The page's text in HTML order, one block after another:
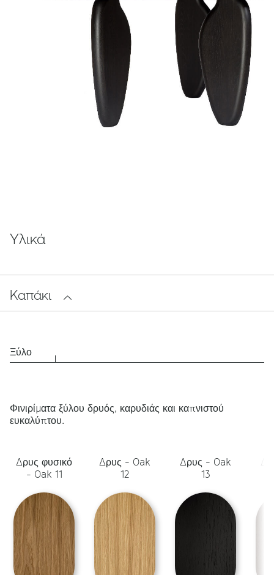
Υλικά
Καπάκι
Ξύλο
Φινιρίματα ξύλου δρυός, καρυδιάς και καπνιστού
ευκαλύπτου.
Δρυς φυσικό
- Oak 11
Δρυς - Oak
12
Δρυς - Oak
13